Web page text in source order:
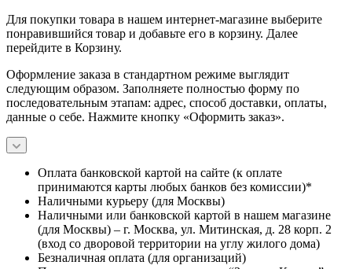
Для покупки товара в нашем интернет-магазине выберите
понравившийся товар и добавьте его в корзину. Далее
перейдите в Корзину.
Оформление заказа в стандартном режиме выглядит
следующим образом. Заполняете полностью форму по
последовательным этапам: адрес, способ доставки, оплаты,
данные о себе. Нажмите кнопку «Оформить заказ».
Оплата банковской картой на сайте (к оплате
принимаются карты любых банков без комиссии)*
Наличными курьеру (для Москвы)
Наличными или банковской картой в нашем магазине
(для Москвы) – г. Москва, ул. Митинская, д. 28 корп. 2
(вход со дворовой территории на углу жилого дома)
Безналичная оплата (для организаций)